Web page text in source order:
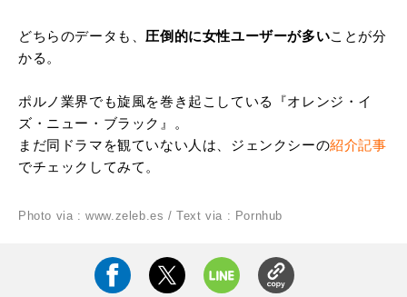
どちらのデータも、 圧倒的に女性ユーザーが多いことが分
かる。
ポルノ業界でも旋風を巻き起こしている『オレンジ・イ
ズ・ニュー・ブラック』。
まだ同ドラマを観ていない人は、ジェンクシーの紹介記事
でチェックしてみて。
Photo via : www.zeleb.es /Text via : Pornhub